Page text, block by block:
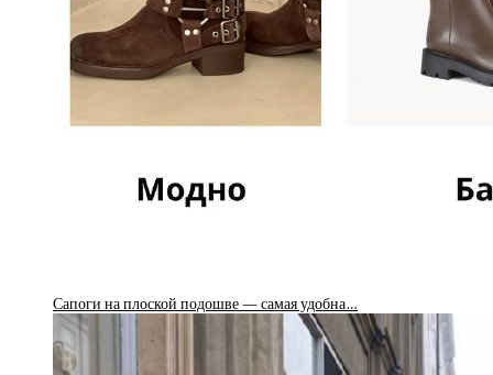
Сапоги на плоской подошве — самая удобна…